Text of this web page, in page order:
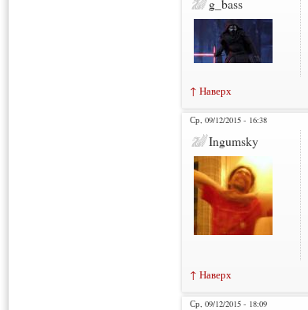
g_bass
↑ Наверх
Ср, 09/12/2015 - 16:38
Ingumsky
↑ Наверх
Ср, 09/12/2015 - 18:09